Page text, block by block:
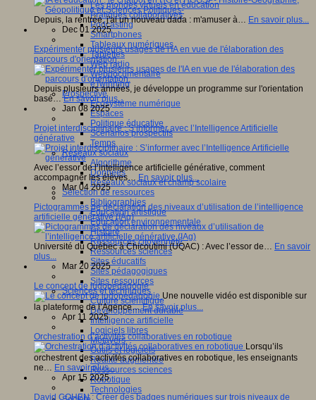
Les mondes virtuels en éducation
Pratiques collaboratives
Podcasting
Smartphones
Tableaux numériques
Tablettes
Web radio
Webdocumentaire
eTwinning
Prospective
Ecosystème numérique
Espaces
Politique éducative
Scénarios prospectifs
Temps
Réseaux sociaux
Algorithme
Données
Réseaux sociaux et champ scolaire
Sélection de ressources
Bibliographies
Education artistique
Education environnementale
Histoire
Ressources citoyenneté
Ressources sciences
Sites éducatifs
Sites pédagogiques
Sites ressources
Sciences et techniques
Culture scientifique
Développement durable
Intelligence artificielle
Logiciels libres
Métavers
Outils et logiciels
Réalité augmentée
Ressources sciences
Robotique
Technologies
Depuis, la rentrée, j'ai un nouveau dada : m'amuser à… En savoir plus...
Dec 01 2025
Expérimenter plusieurs usages de l'IA en vue de l'élaboration des
parcours d'orientation.
Depuis plusieurs années, je développe un programme sur l'orientation
basé…En savoir plus...
Jan 08 2025
Projet interdisciplinaire : S’informer avec l’Intelligence Artificielle
générative
Avec l’essor de l’intelligence artificielle générative, comment
accompagner les élèves… En savoir plus...
Mar 04 2025
Pictogrammes de déclaration des niveaux d’utilisation de l’intelligence
artificielle générative (IAg)
Université du Québec à Chicoutimi (UQAC) : Avec l’essor de… En savoir
plus...
Mar 20 2025
Le concept de ludopédagogie
Une nouvelle vidéo est disponible sur
la plateforme de l’Agence…En savoir plus...
Apr 11 2025
Orchestration d’activités collaboratives en robotique
Lorsqu’ils
orchestrent des activités collaboratives en robotique, les enseignants
ne… En savoir plus...
Apr 15 2025
David COHEN : Créer des badges numériques sur trois niveaux de